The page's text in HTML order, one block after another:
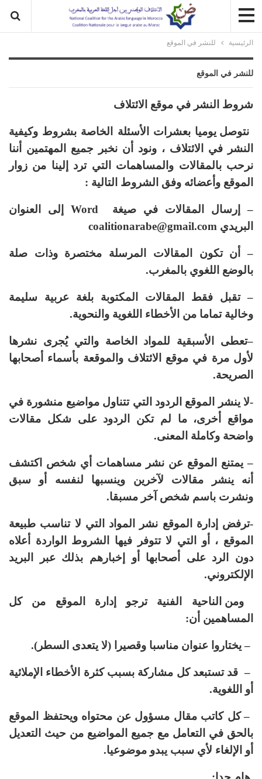
الرئيسية للنشر في الموقع
للنشر في الموقع
شروط النشر في موقع الائتلاف
نتوصل يوميا بعشرات الأسئلة الخاصة بشروط وكيفية
النشر في الائتلاف ، ونود أن نخبر جميع المهتمين أننا
نرحب بالمقالات والمساهمات التي ترد إلينا من زوار
الموقع وأعضائه وفق الشروط التالية :
– إرسال المقالات في صيغة Word إلى العنوان
البريدي coalitionarabe@gmail.com
– أن تكون المقالات المرسلة مختصرة وذات صلة
بالوضع اللغوي بالمغرب.
– تقبل فقط المقالات المكتوبة بلغة عربية سليمة
وخالية تماما من الأخطاء اللغوية والنحوية.
–تعطى الأسبقية للمواد الخاصة والتي يُجرى نشرها
لأول مرة في موقع الائتلاف والموقعة بأسماء أصحابها
الصريحة.
-لا ينشر الموقع الردود التي تتناول مواضيع منشورة في
مواقع أخرى، ما لم تكن الردود على شكل مقالات
واضحة وكاملة المعنى.
– يمتنع الموقع عن نشر مساهمات أي شخص اكتشف
أنه ينشر مقالات لآخرين وينسبها لنفسه أو سبق
ونشرت باسم شخص آخر مسبقا.
-ترفض إدارة الموقع نشر المواد التي لا تناسب طبيعة
الموقع ، أو التي لا تتوفر فيها الشروط الواردة أعلاه
دون الرد على أصحابها أو إخبارهم بذلك عبر البريد
الإلكتروني.
ومن الناحية الفنية ترجو إدارة الموقع من كل
المساهمين أن:
– يختاروا عنوان مناسبا وقصيرا (لا يتعدى السطر).
– قد تستبعد كل مشاركة بسبب كثرة الأخطاء الإملائية
أو اللغوية.
– كل كاتب مقال مسؤول عن محتواه ويحتفظ الموقع
بالحق في التعامل مع جميع المواضيع من حيث التعديل
أو الإلغاء لأي سبب يبدو موضوعيا.